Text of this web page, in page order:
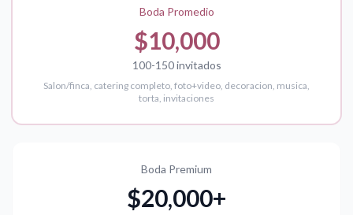
Boda Promedio
$10,000
100-150 invitados
Salon/finca, catering completo, foto+video, decoracion, musica,
torta, invitaciones
Boda Premium
$20,000+